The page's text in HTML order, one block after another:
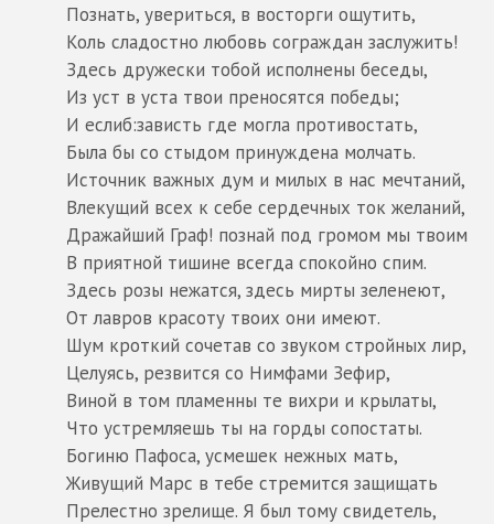
Познать, увериться, в восторги ощутить,
Коль сладостно любовь сограждан заслужить!
Здесь дружески тобой исполнены беседы,
Из уст в уста твои преносятся победы;
И еслиб:зависть где могла противостать,
Была бы со стыдом принуждена молчать.
Источник важных дум и милых в нас мечтаний,
Влекущий всех к себе сердечных ток желаний,
Дражайший Граф! познай под громом мы твоим
В приятной тишине всегда спокойно спим.
Здесь розы нежатся, здесь мирты зеленеют,
От лавров красоту твоих они имеют.
Шум кроткий сочетав со звуком стройных лир,
Целуясь, резвится со Нимфами Зефир,
Виной в том пламенны те вихри и крылаты,
Что устремляешь ты на горды сопостаты.
Богиню Пафоса, усмешек нежных мать,
Живущий Марс в тебе стремится защищать
Прелестно зрелище. Я был тому свидетель,